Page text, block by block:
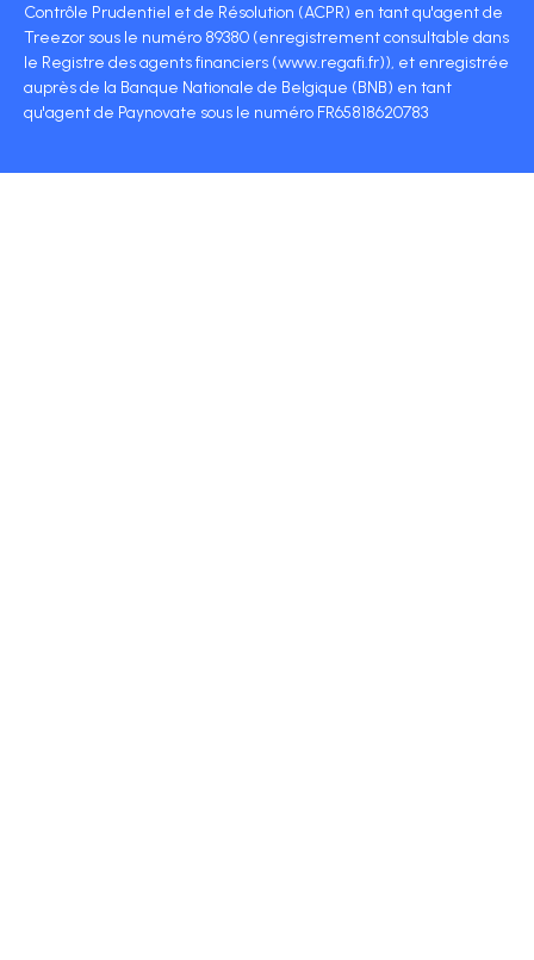
Contrôle Prudentiel et de Résolution (ACPR) en tant qu'agent de
Treezor sous le numéro 89380 (enregistrement consultable dans
le Registre des agents financiers (www.regafi.fr)), et enregistrée
auprès de la Banque Nationale de Belgique (BNB) en tant
qu'agent de Paynovate sous le numéro FR65818620783